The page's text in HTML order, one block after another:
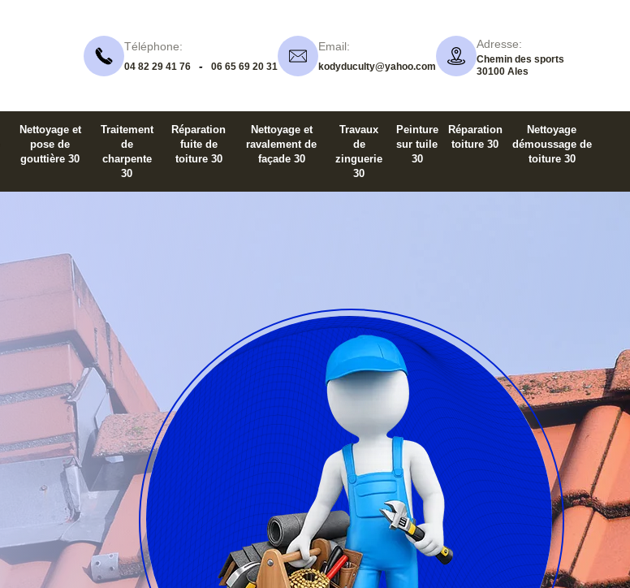
Téléphone:
04 82 29 41 76 - 06 65 69 20 31
Email:
kodyduculty@yahoo.com
Adresse:
Chemin des sports
30100 Ales
Nettoyage et
pose de
gouttière 30
Traitement
de
charpente
30
Réparation
fuite de
toiture 30
Nettoyage et
ravalement de
façade 30
Travaux
de
zinguerie
30
Peinture
sur tuile
30
Réparation
toiture 30
Nettoyage
démoussage de
toiture 30